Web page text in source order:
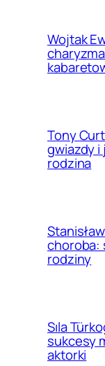
Wojtak
Tony
gwiazdy
rodzina
choroba:
rodziny
Sıla
sukcesy
aktorki